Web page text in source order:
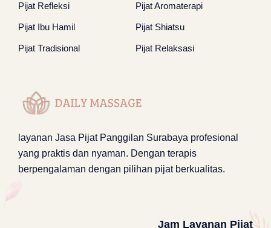
Pijat Refleksi Pijat Aromaterapi
Pijat Ibu Hamil Pijat Shiatsu
Pijat Tradisional Pijat Relaksasi
layanan Jasa Pijat Panggilan Surabaya profesional
yang praktis dan nyaman. Dengan terapis
berpengalaman dengan pilihan pijat berkualitas.
Jam Layanan Pijat